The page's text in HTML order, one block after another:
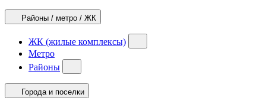
Районы / метро / ЖК
ЖК (жилые комплексы)
Метро
Районы
Города и поселки